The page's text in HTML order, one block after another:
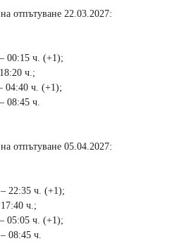
отпътуване 22.03.2027:
00:15 ч. (+1);
ч.;
04:40 ч. (+1);
08:45 ч.
отпътуване 05.04.2027:
22:35 ч. (+1);
ч.;
05:05 ч. (+1);
08:45 ч.